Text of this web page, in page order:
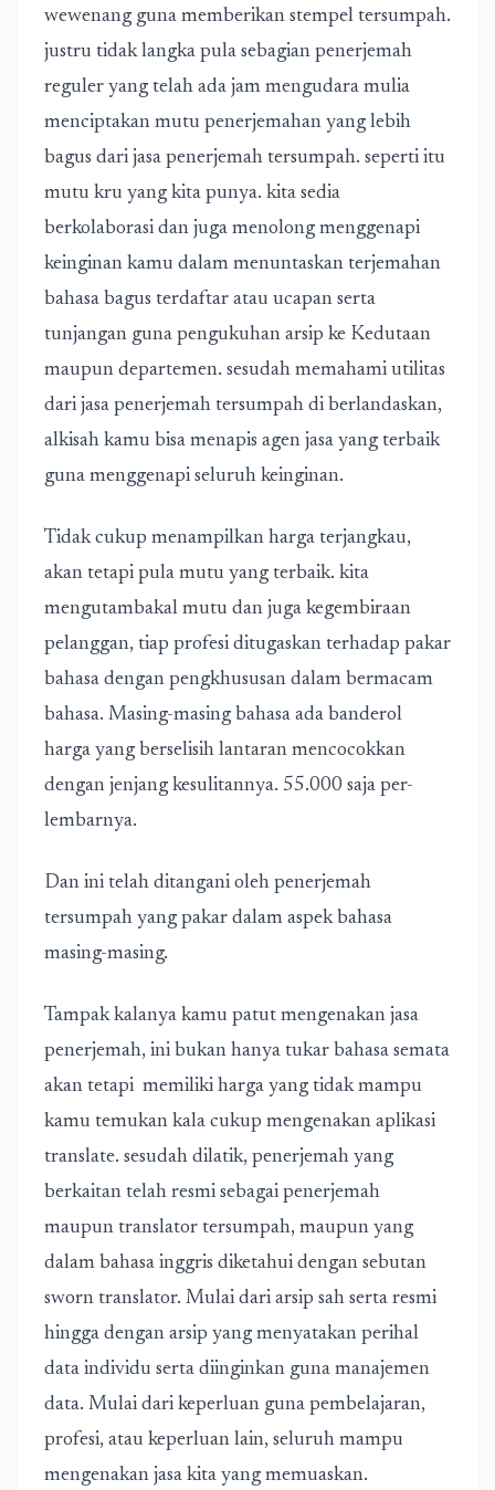
wewenang guna memberikan stempel tersumpah.
justru tidak langka pula sebagian penerjemah
reguler yang telah ada jam mengudara mulia
menciptakan mutu penerjemahan yang lebih
bagus dari jasa penerjemah tersumpah. seperti itu
mutu kru yang kita punya. kita sedia
berkolaborasi dan juga menolong menggenapi
keinginan kamu dalam menuntaskan terjemahan
bahasa bagus terdaftar atau ucapan serta
tunjangan guna pengukuhan arsip ke Kedutaan
maupun departemen. sesudah memahami utilitas
dari jasa penerjemah tersumpah di berlandaskan,
alkisah kamu bisa menapis agen jasa yang terbaik
guna menggenapi seluruh keinginan.
Tidak cukup menampilkan harga terjangkau,
akan tetapi pula mutu yang terbaik. kita
mengutambakal mutu dan juga kegembiraan
pelanggan, tiap profesi ditugaskan terhadap pakar
bahasa dengan pengkhususan dalam bermacam
bahasa. Masing-masing bahasa ada banderol
harga yang berselisih lantaran mencocokkan
dengan jenjang kesulitannya. 55.000 saja per-
lembarnya.
Dan ini telah ditangani oleh penerjemah
tersumpah yang pakar dalam aspek bahasa
masing-masing.
Tampak kalanya kamu patut mengenakan jasa
penerjemah, ini bukan hanya tukar bahasa semata
akan tetapi memiliki harga yang tidak mampu
kamu temukan kala cukup mengenakan aplikasi
translate. sesudah dilatik, penerjemah yang
berkaitan telah resmi sebagai penerjemah
maupun translator tersumpah, maupun yang
dalam bahasa inggris diketahui dengan sebutan
sworn translator. Mulai dari arsip sah serta resmi
hingga dengan arsip yang menyatakan perihal
data individu serta diinginkan guna manajemen
data. Mulai dari keperluan guna pembelajaran,
profesi, atau keperluan lain, seluruh mampu
mengenakan jasa kita yang memuaskan.